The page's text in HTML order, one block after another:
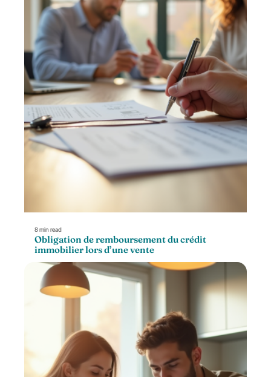
8 min read
Obligation de remboursement du crédit
immobilier lors d’une vente